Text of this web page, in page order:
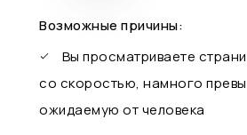
Возможные причины:
Вы просматриваете
со скоростью, намного
ожидаемую от человека